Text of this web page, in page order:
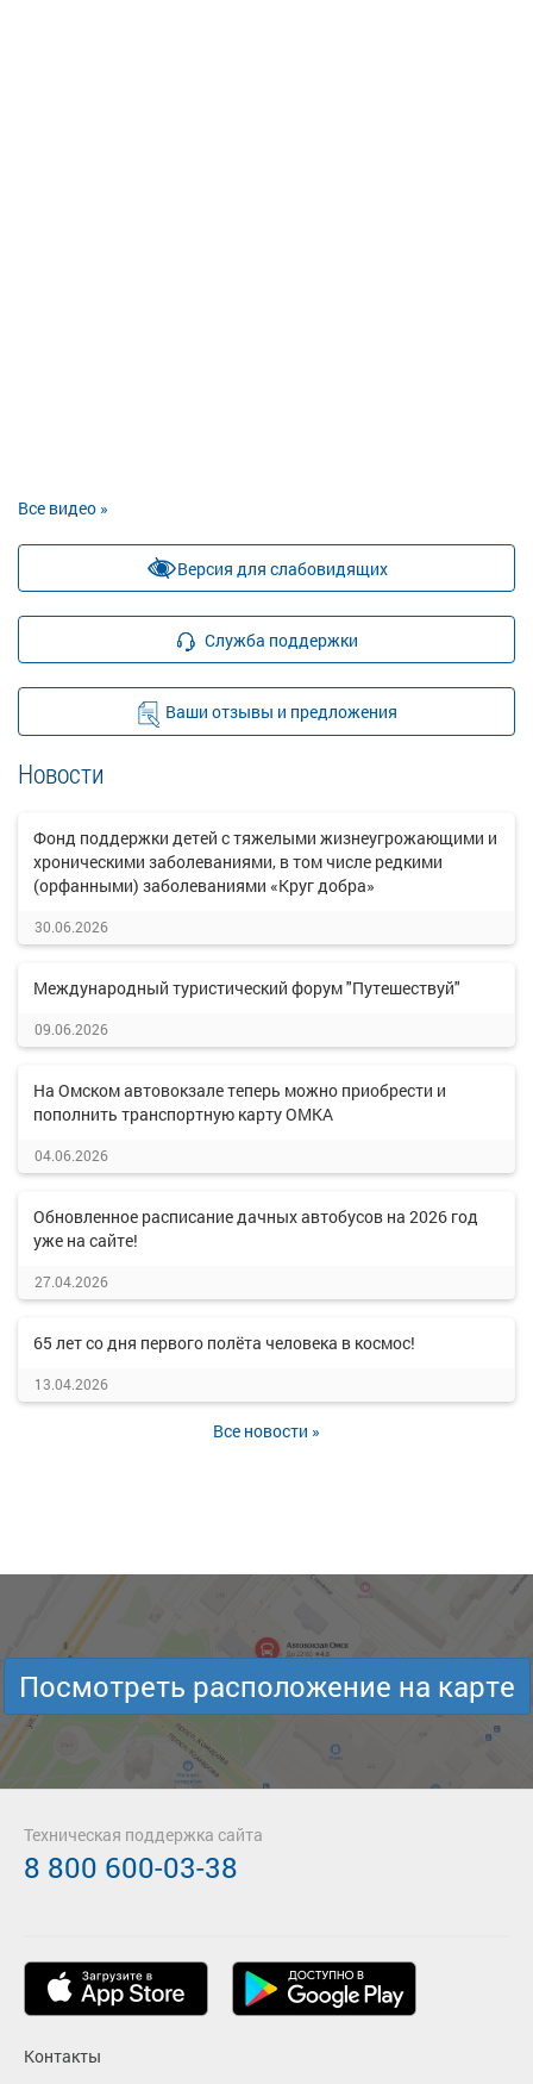
Все видео »
Версия для слабовидящих
Служба поддержки
Ваши отзывы и предложения
Новости
Фонд поддержки детей с тяжелыми жизнеугрожающими и
хроническими заболеваниями, в том числе редкими
(орфанными) заболеваниями «Круг добра»
30.06.2026
Международный туристический форум "Путешествуй"
09.06.2026
На Омском автовокзале теперь можно приобрести и
пополнить транспортную карту ОМКА
04.06.2026
Обновленное расписание дачных автобусов на 2026 год
уже на сайте!
27.04.2026
65 лет со дня первого полёта человека в космос!
13.04.2026
Все новости »
Посмотреть расположение на карте
Контакты
Техническая поддержка сайта
8 800 600-03-38